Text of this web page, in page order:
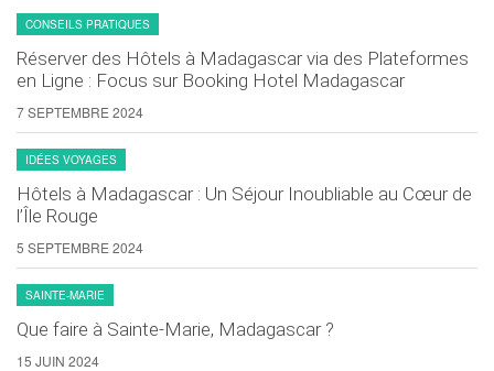
CONSEILS PRATIQUES
Réserver des Hôtels à Madagascar via des Plateformes
en Ligne : Focus sur Booking Hotel Madagascar
7 SEPTEMBRE 2024
IDÉES VOYAGES
Hôtels à Madagascar : Un Séjour Inoubliable au Cœur de
l’Île Rouge
5 SEPTEMBRE 2024
SAINTE-MARIE
Que faire à Sainte-Marie, Madagascar ?
15 JUIN 2024